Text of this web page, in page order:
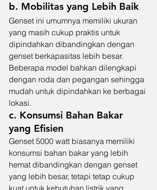
b. Mobilitas yang Lebih Baik
Genset ini umumnya memiliki ukuran
yang masih cukup praktis untuk
dipindahkan dibandingkan dengan
genset berkapasitas lebih besar.
Beberapa model bahkan dilengkapi
dengan roda dan pegangan sehingga
mudah untuk dipindahkan ke berbagai
lokasi.
c. Konsumsi Bahan Bakar
yang Efisien
Genset 5000 watt biasanya memiliki
konsumsi bahan bakar yang lebih
hemat dibandingkan dengan genset
yang lebih besar, tetapi tetap cukup